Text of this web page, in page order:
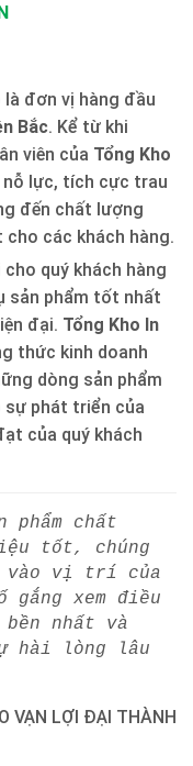
là đơn vị hàng đầu
Bắc. Kể từ khi
viên của Tổng Kho
lực, tích cực trau
đến chất lượng
cho các khách hàng.
quý khách hàng
sản phẩm tốt nhất
đại. Tổng Kho In
thức kinh doanh
dòng sản phẩm
phát triển của
của quý khách
phẩm chất
tốt, chúng
vào vị trí của
gắng xem điều
nhất và
hài lòng lâu
VẠN LỢI ĐẠI THÀNH